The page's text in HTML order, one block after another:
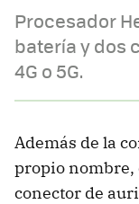
Procesador
batería y dos
4G o 5G.
Además de la
propio nombre,
conector de